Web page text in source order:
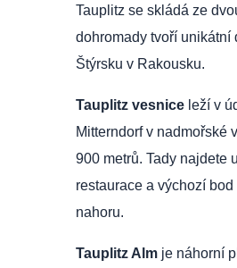
Tauplitz se skládá ze
dohromady tvoří unikátní
Štýrsku v Rakousku.
Tauplitz vesniceleží v
Mitterndorf v nadmořské
900 metrů. Tady najdete
restaurace a výchozí bod
nahoru.
Tauplitz Almje náhorní